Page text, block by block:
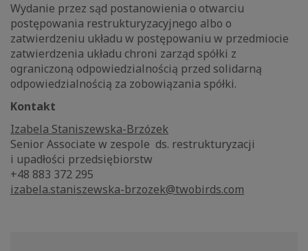
Wydanie przez sąd postanowienia o otwarciu
postępowania restrukturyzacyjnego albo o
zatwierdzeniu układu w postępowaniu w przedmiocie
zatwierdzenia układu chroni zarząd spółki z
ograniczoną odpowiedzialnością przed solidarną
odpowiedzialnością za zobowiązania spółki.
Kontakt
Izabela Staniszewska-Brzózek
Senior Associate w zespole ds. restrukturyzacji
i upadłości przedsiębiorstw
+48 883 372 295
izabela.staniszewska-brzozek@twobirds.com